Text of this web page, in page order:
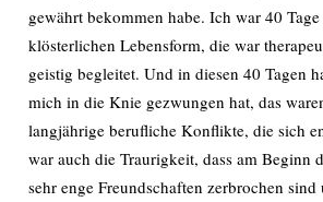
gewährt bekommen habe. Ich war 40
klösterlichen Lebensform, die war
geistig begleitet. Und in diesen 40 Tagen
mich in die Knie gezwungen hat, das
langjährige berufliche Konflikte, die sich
war auch die Traurigkeit, dass am Beginn
sehr enge Freundschaften zerbrochen sind